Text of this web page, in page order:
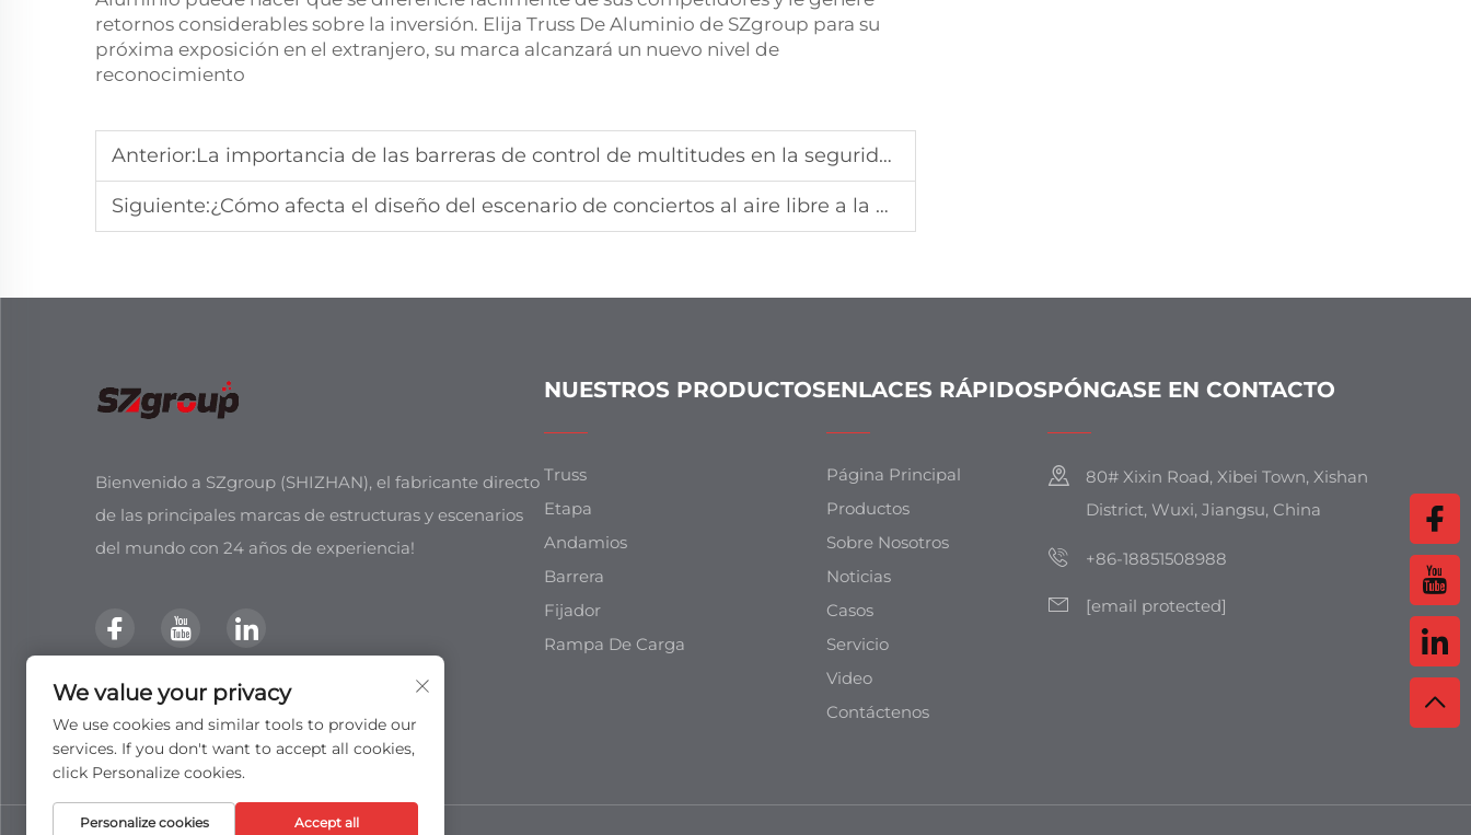
retornos considerables sobre la inversión. Elija Truss De Aluminio de SZgroup para su
próxima exposición en el extranjero, su marca alcanzará un nuevo nivel de
reconocimiento
Anterior:La importancia de las barreras de control de multitudes en la seguridad de estadios
Siguiente:¿Cómo afecta el diseño del escenario de conciertos al aire libre a la experiencia del público?
Bienvenido a SZgroup (SHIZHAN), el fabricante directo
de las principales marcas de estructuras y escenarios
del mundo con 24 años de experiencia!
NUESTROS PRODUCTOS
Truss
Etapa
Andamios
Barrera
Fijador
Rampa De Carga
ENLACES RÁPIDOS
Página Principal
Productos
Sobre Nosotros
Noticias
Casos
Servicio
Video
Contáctenos
PÓNGASE EN CONTACTO
80# Xixin Road, Xibei Town, Xishan
District, Wuxi, Jiangsu, China
+86-18851508988
[email protected]
We value your privacy
We use cookies and similar tools to provide our
services. If you don't want to accept all cookies,
click Personalize cookies.
Personalize cookies Accept all